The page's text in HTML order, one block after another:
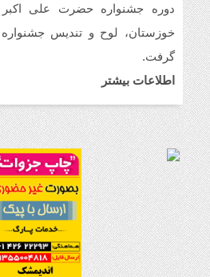
دوره جشنواره حضرت علی اکبر
خوزستان، لوح و تندیس
گرفت.
اطلاعات بیشتر